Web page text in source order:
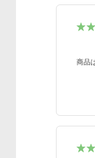
商品